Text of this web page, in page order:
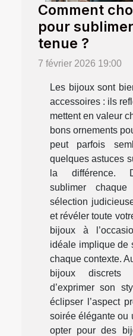
Comment
pour
tenue ?
7 février 2026 19:00
Les bijoux sont
accessoires : ils
mettent en valeur
bons ornements
peut parfois
quelques astuces
la différence.
sublimer
sélection
et révéler toute
bijoux à
idéale implique de
chaque contexte.
bijoux discrets
d’exprimer son
éclipser l’aspect
soirée élégante ou
opter pour des